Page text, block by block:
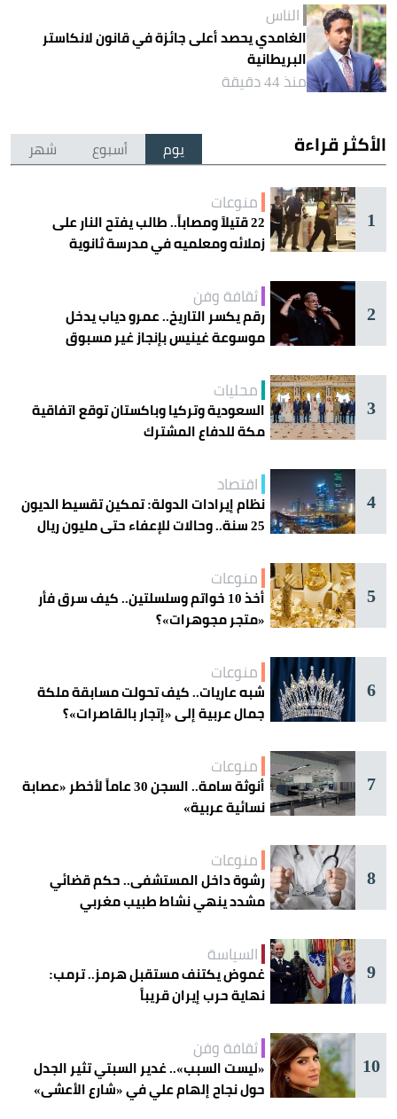
الناس
الغامدي يحصد أعلى جائزة في قانون لانكاستر
البريطانية
منذ 44 دقيقة
الأكثر قراءة يوم أسبوع شهر
1
منوعات
22 قتيلاً ومصاباً.. طالب يفتح النار على
زملائه ومعلميه في مدرسة ثانوية
2
ثقافة وفن
رقم يكسر التاريخ.. عمرو دياب يدخل
موسوعة غينيس بإنجاز غير مسبوق
3
محليات
السعودية وتركيا وباكستان توقع اتفاقية
مكة للدفاع المشترك
4
اقتصاد
نظام إيرادات الدولة: تمكين تقسيط الديون
25 سنة.. وحالات للإعفاء حتى مليون ريال
5
منوعات
أخذ 10 خواتم وسلسلتين.. كيف سرق فأر
«متجر مجوهرات»؟
6
منوعات
شبه عاريات.. كيف تحولت مسابقة ملكة
جمال عربية إلى «إتجار بالقاصرات»؟
7
منوعات
أنوثة سامة.. السجن 30 عاماً لأخطر «عصابة
نسائية عربية»
8
منوعات
رشوة داخل المستشفى.. حكم قضائي
مشدد ينهي نشاط طبيب مغربي
9
السياسة
غموض يكتنف مستقبل هرمز.. ترمب:
نهاية حرب إيران قريباً
10
ثقافة وفن
«ليست السبب».. غدير السبتي تثير الجدل
حول نجاح إلهام علي في «شارع الأعشى»